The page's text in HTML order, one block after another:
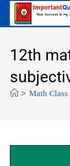
12th
> Math Class